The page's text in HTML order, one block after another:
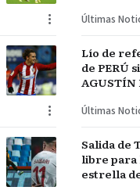
Últimas
Lío de
de PERÚ
AGUSTÍN
Últimas
Salida de
libre para
estrella